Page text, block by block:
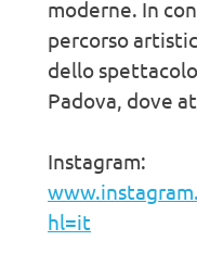
moderne. In
percorso
dello
Padova, dove
Instagram:
hl=it